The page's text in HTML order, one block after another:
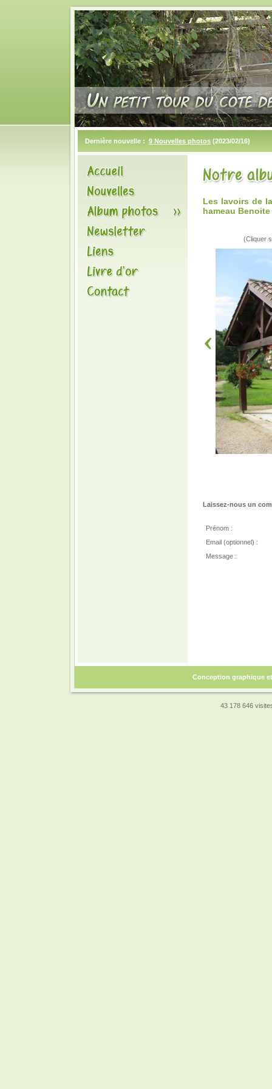
Dernière nouvelle : 9 Nouvelles photos (2023/02/16)
Les lavoirs de
hameau Benoite
(Cliquer
Laissez-nous un
Prénom :
Email (optionnel) :
Message :
Conception graphique
43 178 646